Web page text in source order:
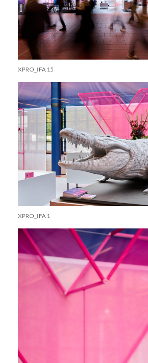
XPRO_IFA 15
XPRO_IFA 1